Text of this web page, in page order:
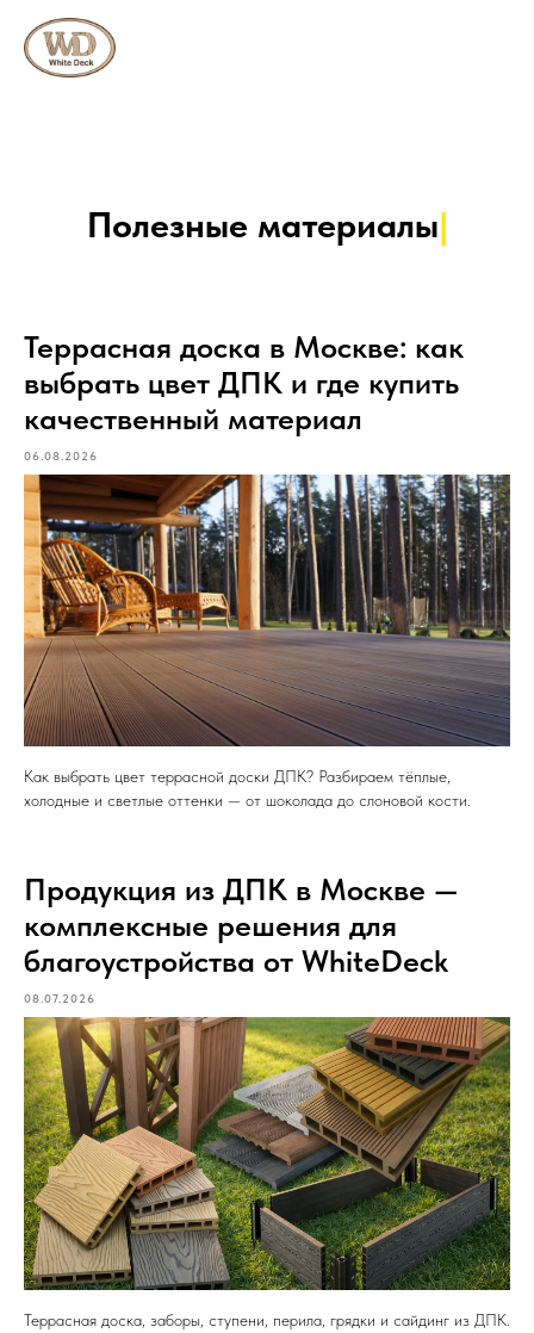
Полезные|
Террасная доска в Москве: как
выбрать цвет ДПК и где купить
качественный материал
06.08.2026
Как выбрать цвет террасной доски ДПК? Разбираем тёплые,
холодные и светлые оттенки — от шоколада до слоновой кости.
Продукция из ДПК в Москве —
комплексные решения для
благоустройства от WhiteDeck
08.07.2026
Террасная доска, заборы, ступени, перила, грядки и сайдинг из ДПК.